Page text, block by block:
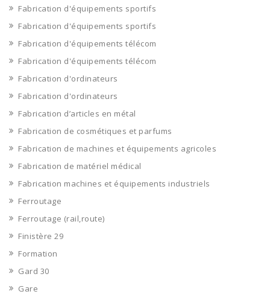
Fabrication d'équipements sportifs
Fabrication d'équipements sportifs
Fabrication d'équipements télécom
Fabrication d'équipements télécom
Fabrication d'ordinateurs
Fabrication d'ordinateurs
Fabrication d’articles en métal
Fabrication de cosmétiques et parfums
Fabrication de machines et équipements agricoles
Fabrication de matériel médical
Fabrication machines et équipements industriels
Ferroutage
Ferroutage (rail,route)
Finistère 29
Formation
Gard 30
Gare